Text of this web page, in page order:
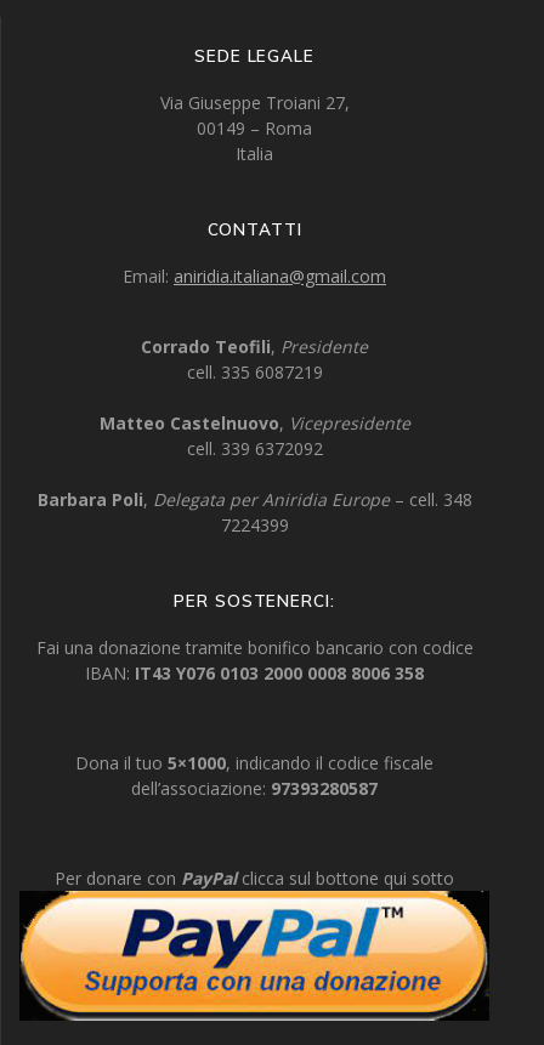
SEDE LEGALE
Via Giuseppe Troiani 27,
00149 – Roma
Italia
CONTATTI
Email: aniridia.italiana@gmail.com
Corrado Teofili, Presidente
cell. 335 6087219
Matteo Castelnuovo, Vicepresidente
cell. 339 6372092
Barbara Poli, Delegata per Aniridia Europe– cell. 348
7224399
PER SOSTENERCI:
Fai una donazione tramite bonifico bancario con codice
IBAN: IT43 Y076 0103 2000 0008 8006 358
Dona il tuo 5×1000, indicando il codice fiscale
dell’associazione: 97393280587
Per donare con PayPalclicca sul bottone qui sotto